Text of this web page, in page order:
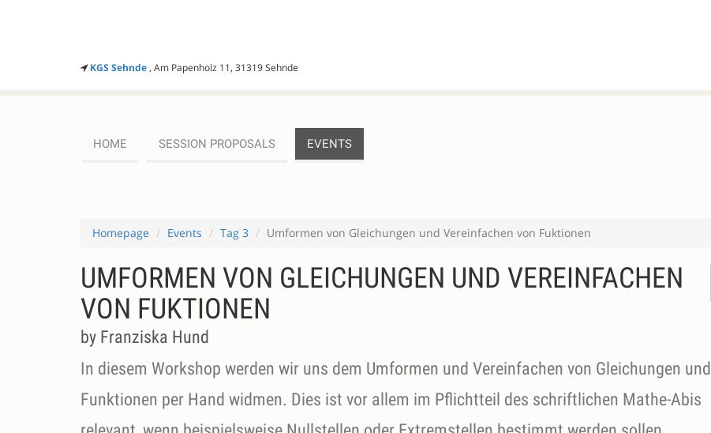
KGS Sehnde, Am Papenholz 11, 31319 Sehnde
HOME SESSION PROPOSALS EVENTS
Homepage Events Tag 3 Umformen von Gleichungen und Vereinfachen von Fuktionen
UMFORMEN VON GLEICHUNGEN UND VEREINFACHEN
VON FUKTIONEN
by Franziska Hund
In diesem Workshop werden wir uns dem Umformen und Vereinfachen von Gleichungen und
Funktionen per Hand widmen. Dies ist vor allem im Pflichtteil des schriftlichen Mathe-Abis